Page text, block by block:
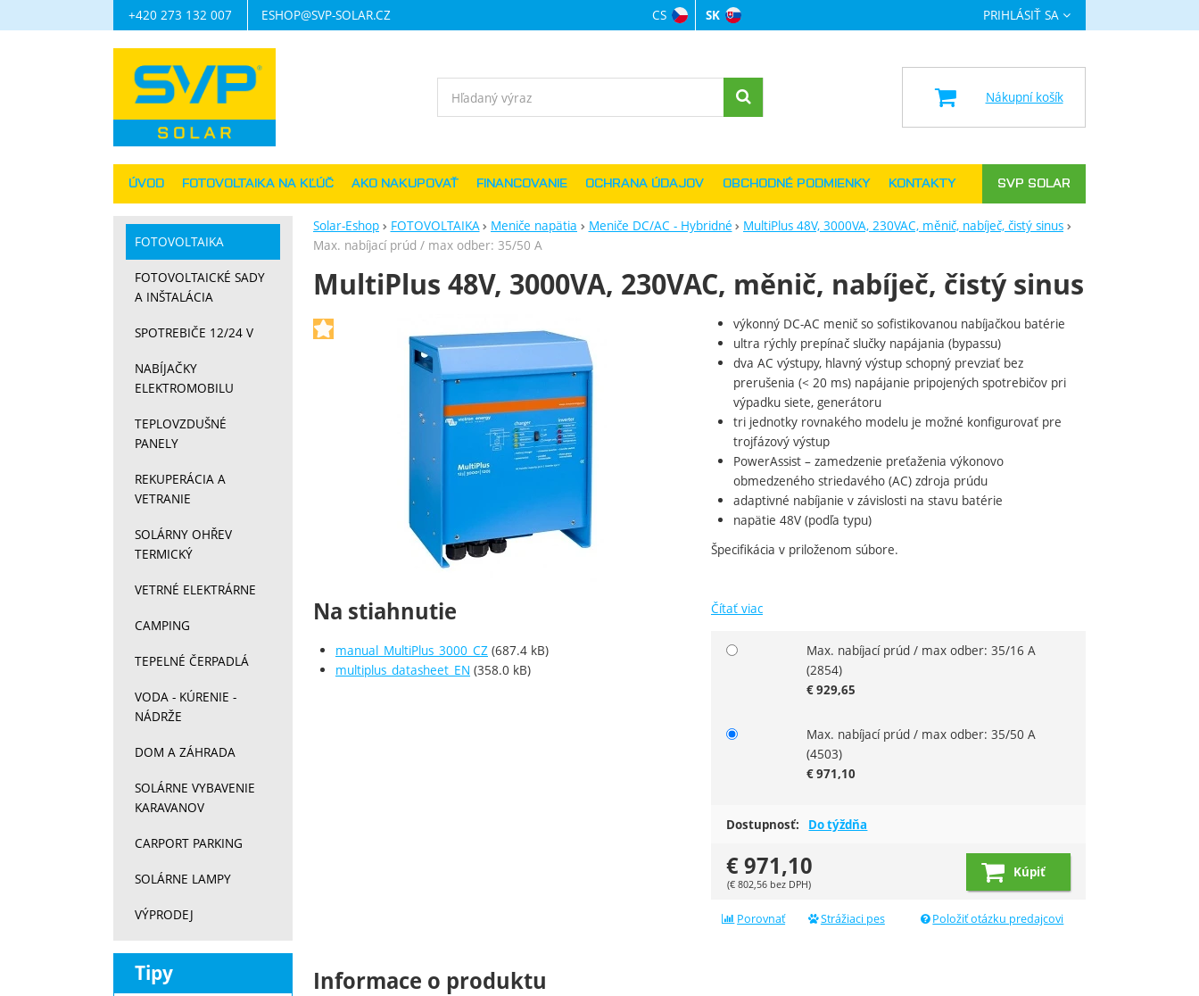
Solar-Eshop FOTOVOLTAIKA Meniče napätia Meniče DC/AC - Hybridné
MultiPlus 48V, 3000VA, 230VAC, měnič, nabíječ, čistý sinus
Max. nabíjací prúd / max odber: 35/50 A
MultiPlus 48V, 3000VA, 230VAC, měnič, nabíječ, čistý sinus
Fotografie
Na stiahnutie
manual_MultiPlus_3000_CZ (687.4 kB)
multiplus_datasheet_EN (358.0 kB)
výkonný DC-AC menič so sofistikovanou nabíjačkou batérie
ultra rýchly prepínač slučky napájania (bypassu)
dva AC výstupy, hlavný výstup schopný prevziať bez
prerušenia (< 20 ms) napájanie pripojených spotrebičov pri
výpadku siete, generátoru
tri jednotky rovnakého modelu je možné konfigurovať pre
trojfázový výstup
PowerAssist – zamedzenie preťaženia výkonovo
obmedzeného striedavého (AC) zdroja prúdu
adaptivné nabíjanie v závislosti na stavu batérie
napätie 48V (podľa typu)
Špecifikácia v priloženom súbore.
Čítať viac
Zvoľte variantMax. nabíjací prúd / max odber: 35/16 A
(2854)
€929,65
Max. nabíjací prúd / max odber: 35/50 A
(4503)
€971,10
Dostupnosť: Do týždňa
€971,10
(€ 802,56 bez DPH)
Kúpiť
Porovnať Strážiaci pes Položiť otázku predajcovi
Informace o produktu
FOTOVOLTAIKA
FOTOVOLTAICKÉ SADY
A INŠTALÁCIA
SPOTREBIČE 12/24 V
NABÍJAČKY
ELEKTROMOBILU
TEPLOVZDUŠNÉ
PANELY
REKUPERÁCIA A
VETRANIE
SOLÁRNY OHŘEV
TERMICKÝ
VETRNÉ ELEKTRÁRNE
CAMPING
TEPELNÉ ČERPADLÁ
VODA - KÚRENIE -
NÁDRŽE
DOM A ZÁHRADA
SOLÁRNE VYBAVENIE
KARAVANOV
CARPORT PARKING
SOLÁRNE LAMPY
VÝPRODEJ
Tipy
Navigácia
+420 273 132 007 ESHOP@SVP-SOLAR.CZ
ÚVOD FOTOVOLTAIKA NA KĽÚČ AKO NAKUPOVAŤ FINANCOVANIE OCHRANA ÚDAJOV OBCHODNÉ PODMIENKY KONTAKTY SVP SOLAR
Jazyková verzia
CS SK PRIHLÁSIŤ SA
Vyhľadávanie Nákupní košík